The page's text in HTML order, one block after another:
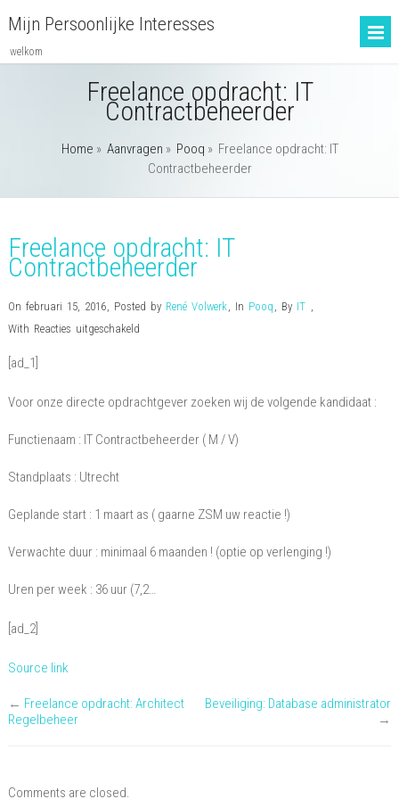
Mijn Persoonlijke Interesses
welkom
Freelance opdracht: IT
Contractbeheerder
Home » Aanvragen » Pooq » Freelance opdracht: IT
Contractbeheerder
Freelance opdracht: IT
Contractbeheerder
On februari 15, 2016, Posted by René Volwerk, In Pooq , By IT ,
With Reacties uitgeschakeldvoor
[ad_1]
Voor onze directe opdrachtgever zoeken wij de volgende kandidaat :
Functienaam : IT Contractbeheerder ( M / V)
Standplaats : Utrecht
Geplande start : 1 maart as ( gaarne ZSM uw reactie !)
Verwachte duur : minimaal 6 maanden ! (optie op verlenging !)
Uren per week : 36 uur (7,2…
[ad_2]
Source link
← Freelance opdracht: Architect
Regelbeheer
Beveiliging: Database administrator
→
Comments are closed.